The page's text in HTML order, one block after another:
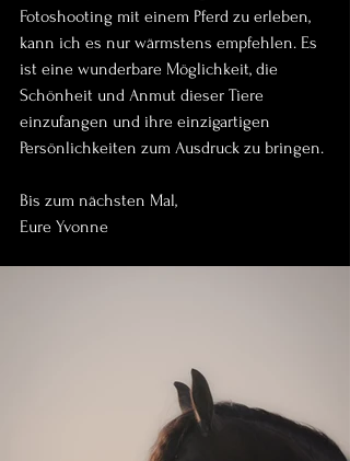
Fotoshooting mit einem Pferd zu erleben,
kann ich es nur wärmstens empfehlen. Es
ist eine wunderbare Möglichkeit, die
Schönheit und Anmut dieser Tiere
einzufangen und ihre einzigartigen
Persönlichkeiten zum Ausdruck zu bringen.
Bis zum nächsten Mal,
Eure Yvonne